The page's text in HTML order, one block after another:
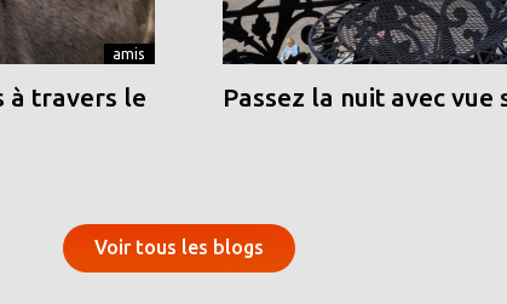
amis
à travers le
Passez la nuit avec
Voir tous les blogs